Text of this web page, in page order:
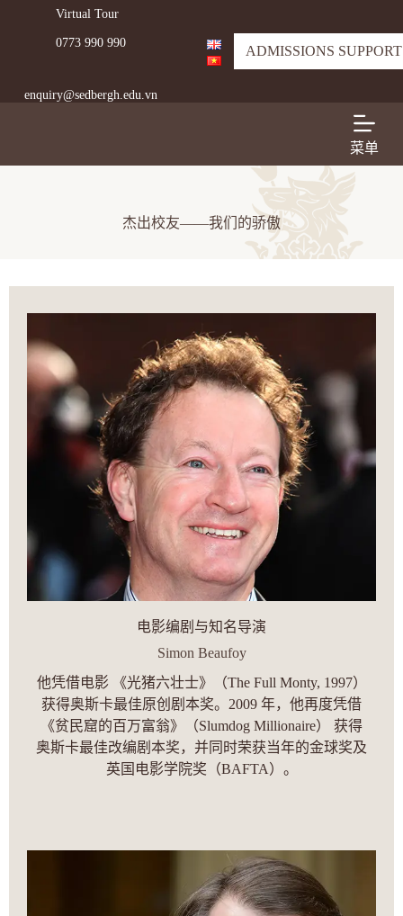
Virtual Tour
0773 990 990
enquiry@sedbergh.edu.vn
ADMISSIONS SUPPORT
菜单
杰出校友——我们的骄傲
电影编剧与知名导演
Simon Beaufoy
他凭借电影 《光猪六壮士》（The Full Monty, 1997）
获得奥斯卡最佳原创剧本奖。2009 年，他再度凭借
《贫民窟的百万富翁》（Slumdog Millionaire） 获得
奥斯卡最佳改编剧本奖，并同时荣获当年的金球奖及
英国电影学院奖（BAFTA）。